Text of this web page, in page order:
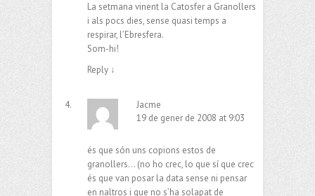
La setmana vinent la Catosfer a Granollers
i als pocs dies, sense quasi temps a
respirar, l’Ebresfera.
Som-hi!
Reply ↓
Jacme
19 de gener de 2008 at 9:03
és que són uns copions estos de
granollers… (no ho crec, lo que sí que crec
és que van posar la data sense ni pensar
en naltros i que no s’ha solapat de